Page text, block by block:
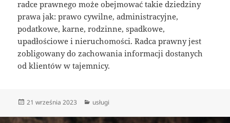
radce prawnego może obejmować takie dziedziny
prawa jak: prawo cywilne, administracyjne,
podatkowe, karne, rodzinne, spadkowe,
upadłościowe i nieruchomości. Radca prawny jest
zobligowany do zachowania informacji dostanych
od klientów w tajemnicy.
Data
21 września 2023 Kategorie
usługi